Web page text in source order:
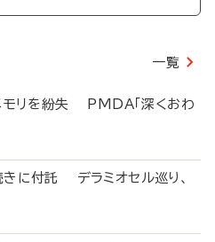
一覧
リを紛失 PMDA「深くおわ
きに付託 デラミオセル巡り、